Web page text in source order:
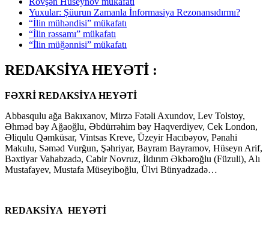
Yuxular: Şüurun Zamanla İnformasiya Rezonansıdırmı?
“İlin mühəndisi” mükafatı
“İlin rəssamı” mükafatı
“İlin müğənnisi” mükafatı
REDAKSİYA HEYƏTİ :
FƏXRİ REDAKSİYA HEYƏTİ
Abbasqulu ağa Bakıxanov, Mirzə Fətəli Axundov, Lev Tolstoy,
Əhməd bəy Ağaoğlu, Əbdürrəhim bəy Haqverdiyev, Cek London,
Əliqulu Qəmküsar, Vintsas Kreve, Üzeyir Hacıbəyov, Pənahi
Makulu, Səməd Vurğun, Şəhriyar, Bayram Bayramov, Hüseyn Arif,
Bəxtiyar Vahabzadə, Cabir Novruz, İldırım Əkbəroğlu (Füzuli), Alı
Mustafayev, Mustafa Müseyiboğlu, Ülvi Bünyadzadə…
REDAKSİYA HEYƏTİ